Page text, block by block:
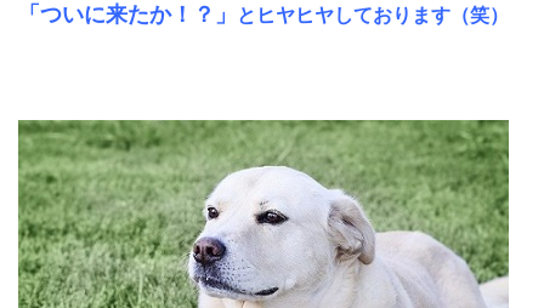
「ついに来たか！？」 と ヒヤヒヤしております（笑）